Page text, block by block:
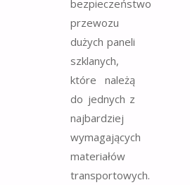
bezpieczeństwo
przewozu
dużych paneli
szklanych,
które należą
do jednych z
najbardziej
wymagających
materiałów
transportowych.